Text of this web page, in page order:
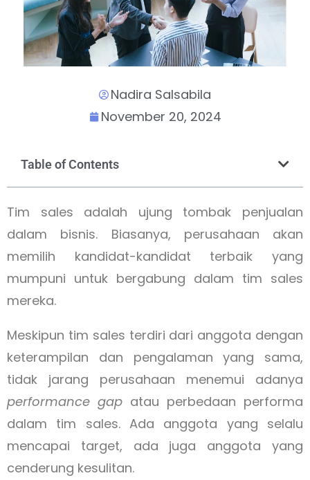
Nadira Salsabila
November 20, 2024
Table of Contents
Tim sales adalah ujung tombak penjualan
dalam bisnis. Biasanya, perusahaan akan
memilih kandidat-kandidat terbaik yang
mumpuni untuk bergabung dalam tim sales
mereka.
Meskipun tim sales terdiri dari anggota dengan
keterampilan dan pengalaman yang sama,
tidak jarang perusahaan menemui adanya
performance gap atau perbedaan performa
dalam tim sales. Ada anggota yang selalu
mencapai target, ada juga anggota yang
cenderung kesulitan.